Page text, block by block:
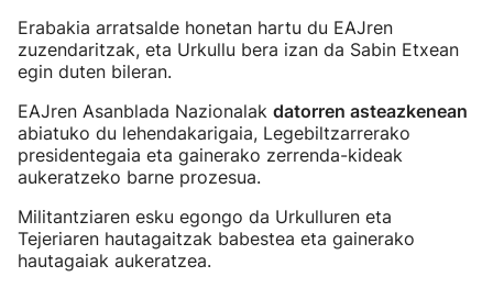
Erabakia arratsalde honetan hartu du EAJren
zuzendaritzak, eta Urkullu bera izan da Sabin Etxean
egin duten bileran.
EAJren Asanblada Nazionalak datorren asteazkenean
abiatuko du lehendakarigaia, Legebiltzarrerako
presidentegaia eta gainerako zerrenda-kideak
aukeratzeko barne prozesua.
Militantziaren esku egongo da Urkulluren eta
Tejeriaren hautagaitzak babestea eta gainerako
hautagaiak aukeratzea.